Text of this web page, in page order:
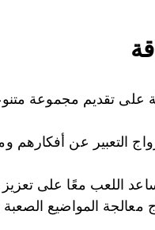
على تقديم مجموعة
التعبير عن
اللعب معًا على تعزيز
معالجة المواضيع